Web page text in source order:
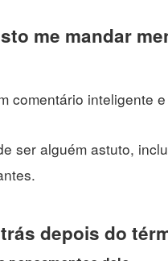
me mandar
comentário inteligente
ser alguém astuto,
depois do